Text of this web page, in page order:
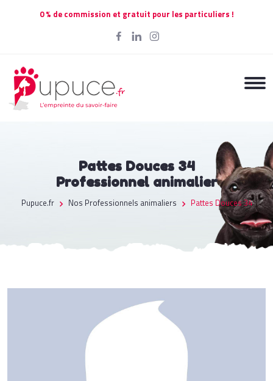
0 % de commission et gratuit pour les particuliers !
Pattes Douces 34
Professionnel animalier
Pupuce.fr Nos Professionnels animaliers Pattes Douces 34